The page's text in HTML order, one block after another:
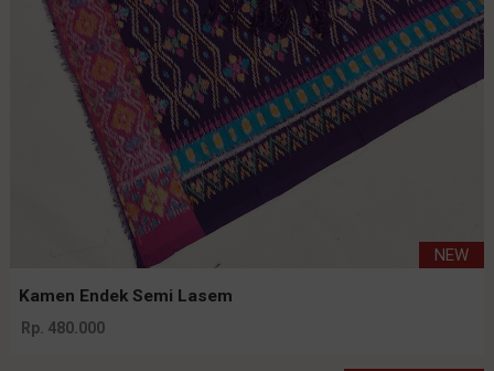
NEW
Kamen Endek Semi Lasem
Rp. 480.000